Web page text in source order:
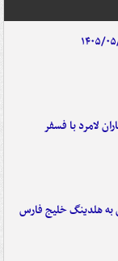
لامرد با فسفر